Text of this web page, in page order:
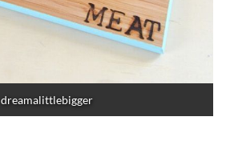
dreamalittlebigger